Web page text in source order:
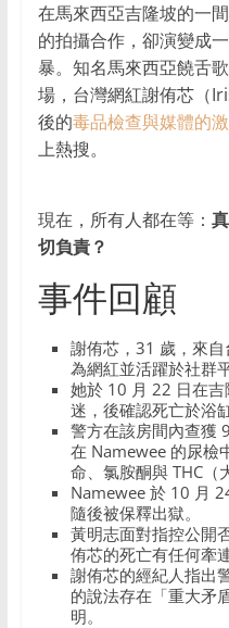
居、
食、
域，
质，
在馬來西亞吉隆坡的一
的拍攝合作，卻演變成
暴。知名馬來西亞饒舌
場，台灣網紅謝侑芯（
後的毒品檢查與媒體的
上熱搜。
現在，所有人都在等：
切負責？
事件回顧
謝侑芯，31 歲，來
為網紅並活躍於社群平
她於 10 月 22 日在
迷，後確認死亡於浴缸
警方在該房間內查獲
在 Namewee 的尿檢
命、氯胺酮與 THC（
Namewee 於 10 月
隨後被保釋出獄。
黃明志面對指控公開
侑芯的死亡有任何牽
謝侑芯的經紀人指出
的說法存在「重大矛
明。